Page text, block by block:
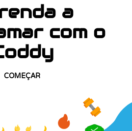
a
com o
COMEÇAR